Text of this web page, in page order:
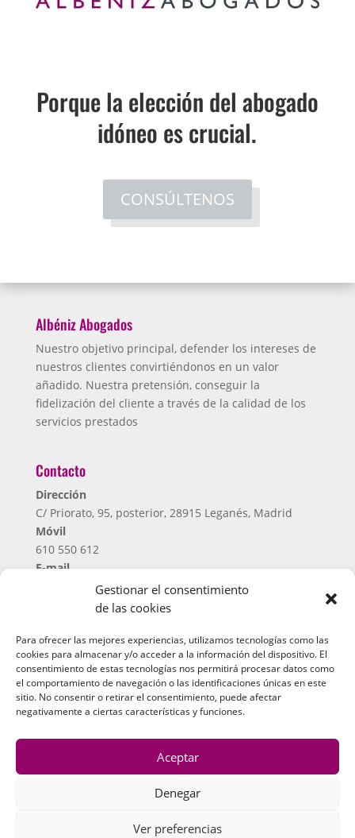
Gestionar el consentimiento
de las cookies
Para ofrecer las mejores experiencias, utilizamos tecnologías como las
cookies para almacenar y/o acceder a la información del dispositivo. El
consentimiento de estas tecnologías nos permitirá procesar datos como
el comportamiento de navegación o las identificaciones únicas en este
sitio. No consentir o retirar el consentimiento, puede afectar
negativamente a ciertas características y funciones.
Aceptar
Denegar
Ver preferencias
Porque la elección del abogado
idóneo es crucial.
CONSÚLTENOS
Albéniz Abogados
Nuestro objetivo principal, defender los intereses de
nuestros clientes convirtiéndonos en un valor
añadido. Nuestra pretensión, conseguir la
fidelización del cliente a través de la calidad de los
servicios prestados
Contacto
Dirección
C/ Priorato, 95, posterior, 28915 Leganés, Madrid
Móvil
610 550 612
E-mail
despacho@albenizabogados.com
Enlaces de Interés
Noticias Jurídicas
BOP de Madrid
BOE